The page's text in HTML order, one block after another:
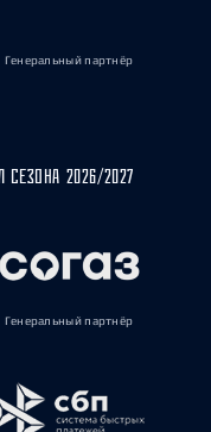
Генеральный партнёр
2026/2027
Генеральный партнёр